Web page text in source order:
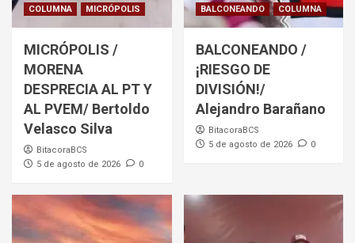
COLUMNA
MICRÓPOLIS
MICRÓPOLIS /
MORENA
DESPRECIA AL PT Y
AL PVEM/ Bertoldo
Velasco Silva
BitacoraBCS
5 de agosto de 2026
0
BALCONEANDO
COLUMNA
BALCONEANDO /
¡RIESGO DE
DIVISIÓN!/
Alejandro Barañano
BitacoraBCS
5 de agosto de 2026
0